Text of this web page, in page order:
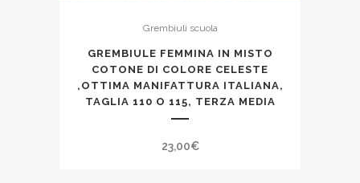
Grembiuli scuola
GREMBIULE FEMMINA IN MISTO
COTONE DI COLORE CELESTE
,OTTIMA MANIFATTURA ITALIANA,
TAGLIA 110 O 115, TERZA MEDIA
23,00€